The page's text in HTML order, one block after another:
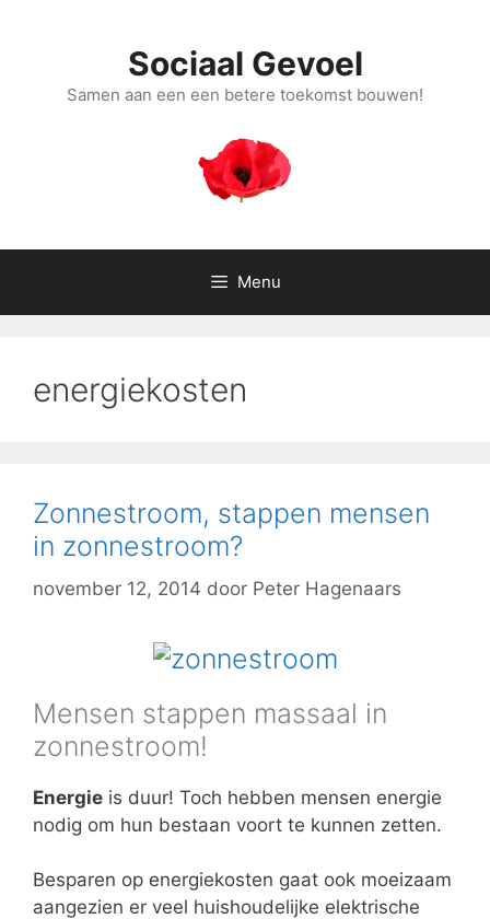
Sociaal Gevoel
Samen aan een een betere toekomst bouwen!
Menu
energiekosten
Zonnestroom, stappen mensen
in zonnestroom?
november 12, 2014 door Peter Hagenaars
Mensen stappen massaal in
zonnestroom!
Energie is duur! Toch hebben mensen energie
nodig om hun bestaan voort te kunnen zetten.
Besparen op energiekosten gaat ook moeizaam
aangezien er veel huishoudelijke elektrische